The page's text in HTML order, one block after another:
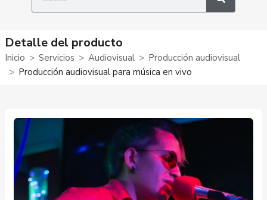
Detalle del producto
Inicio Servicios Audiovisual
Producción audiovisual
Producción audiovisual para música en vivo